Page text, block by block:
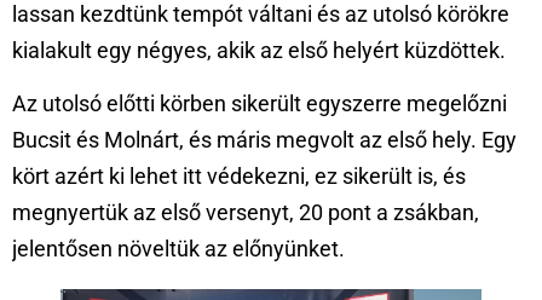
lassan kezdtünk tempót váltani és az utolsó körökre
kialakult egy négyes, akik az első helyért küzdöttek.
Az utolsó előtti körben sikerült egyszerre megelőzni
Bucsit és Molnárt, és máris megvolt az első hely. Egy
kört azért ki lehet itt védekezni, ez sikerült is, és
megnyertük az első versenyt, 20 pont a zsákban,
jelentősen növeltük az előnyünket.